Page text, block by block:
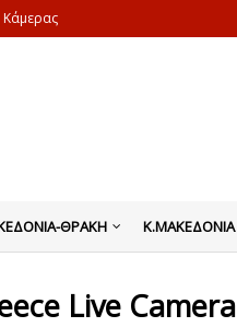
ΘΡΑΚΗ Κ.ΜΑΚΕΔΟΝΙΑ
Live Camera